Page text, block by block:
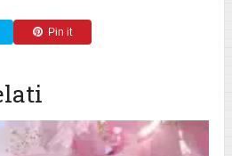
Pin it